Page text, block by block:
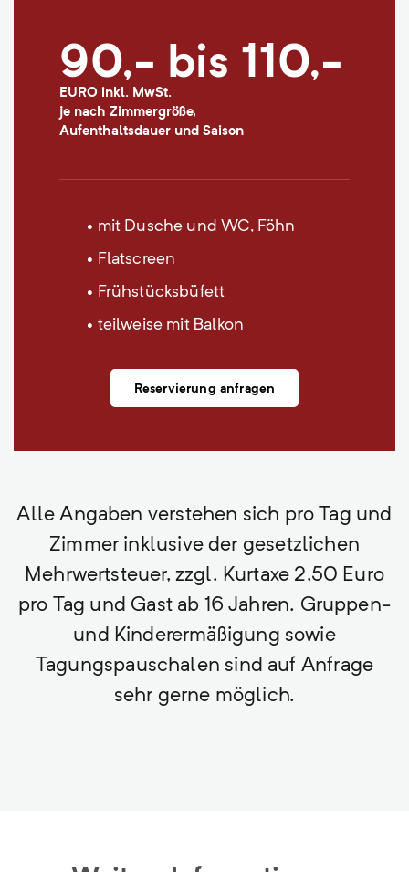
90,- bis 110,-
EURO inkl. MwSt.
je nach Zimmergröße,
Aufenthaltsdauer und Saison
• mit Dusche und WC, Föhn
• Flatscreen
• Frühstücksbüfett
• teilweise mit Balkon
Reservierung anfragen
Alle Angaben verstehen sich pro Tag und
Zimmer inklusive der gesetzlichen
Mehrwertsteuer, zzgl. Kurtaxe 2,50 Euro
pro Tag und Gast ab 16 Jahren. Gruppen-
und Kinderermäßigung sowie
Tagungspauschalen sind auf Anfrage
sehr gerne möglich.